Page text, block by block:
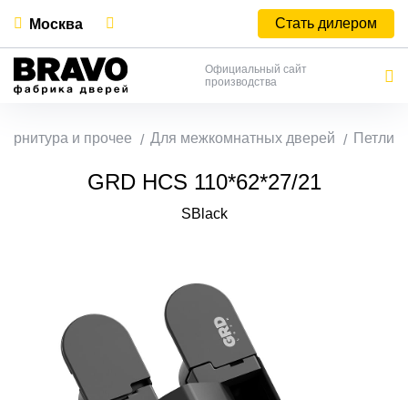
Москва Стать дилером
Официальный сайт
производства
и прочее Для межкомнатных дверей Петли
GRD HCS 110*62*27/21
SBlack